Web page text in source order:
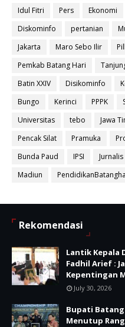
Idul Fitri
Pers Ekonomi
Diskominfo
pertanian
Jakarta
Maro Sebo Ilir
Pemkab Batang Hari
Batin XXIV
Disikominfo
Bungo
Kerinci PPPK
Universitas
tebo Jawa
Pencak Silat
Pramuka
Bunda Paud
IPSI Jurnalis
Madiun
Rekomendasi
Lantik Kepala
Fadhil Arief :
Kepentingan
July 30, 2026
Bupati Batang
Menutup